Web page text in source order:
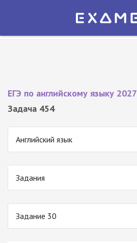
Экзамер — ЕГЭ 2027
ЕГЭ по английскому языку 2027
Задача 454
Английский язык
Задания
Задание 30